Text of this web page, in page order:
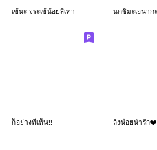
เข้นะ-จระเข้น้อยสีเทา
ก็อย่างที่เห็น!! ลิงน้อยน่ารัก❤️